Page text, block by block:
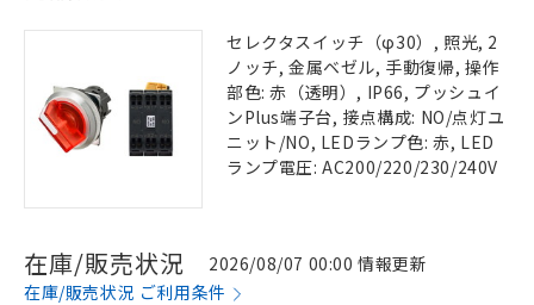
セレクタスイッチ（φ30）, 照光, 2
ノッチ, 金属ベゼル, 手動復帰, 操作
部色: 赤（透明）, IP66, プッシュイ
ンPlus端子台, 接点構成: NO/点灯ユ
ニット/NO, LEDランプ色: 赤, LED
ランプ電圧: AC200/220/230/240V
在庫/販売状況
2026/08/07 00:00 情報更新
在庫/販売状況 ご利用条件